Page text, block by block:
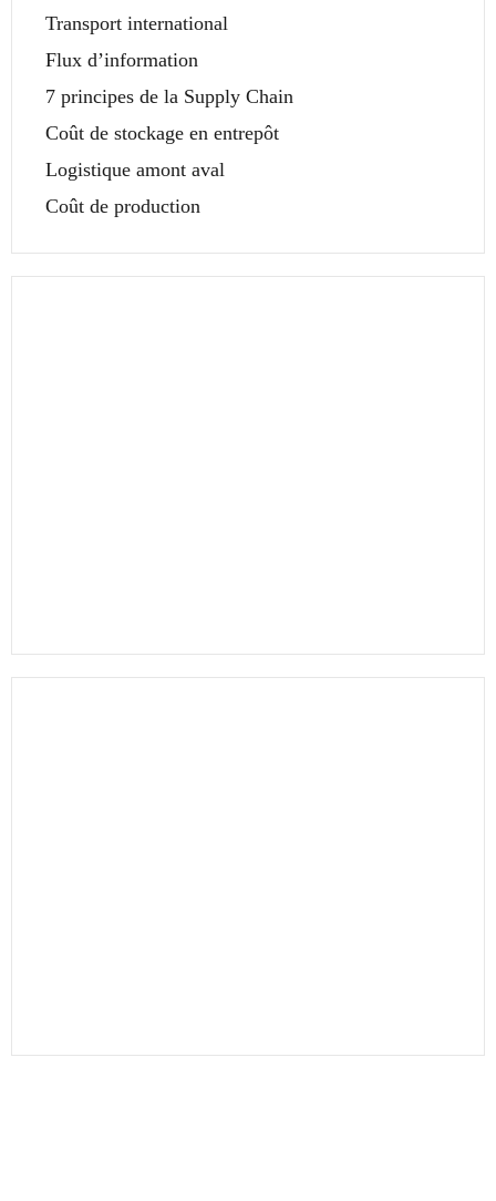
Transport international
Flux d’information
7 principes de la Supply Chain
Coût de stockage en entrepôt
Logistique amont aval
Coût de production